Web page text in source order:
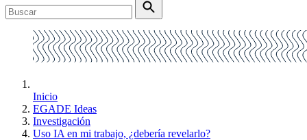
Inicio
EGADE Ideas
Investigación
Uso IA en mi trabajo, ¿debería revelarlo?